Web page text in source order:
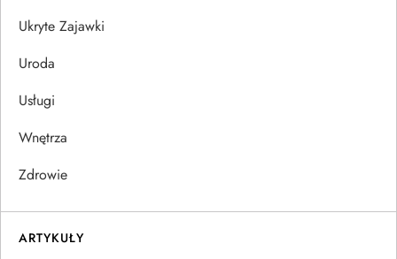
Ukryte Zajawki
Uroda
Usługi
Wnętrza
Zdrowie
ARTYKUŁY